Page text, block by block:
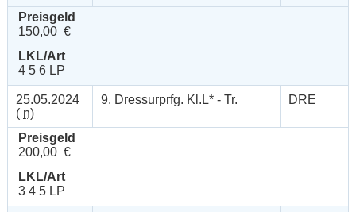
Preisgeld
150,00 €
LKL/Art
4 5 6 LP
25.05.2024
( n)
9. Dressurprfg. Kl.L* - Tr. DRE
Preisgeld
200,00 €
LKL/Art
3 4 5 LP